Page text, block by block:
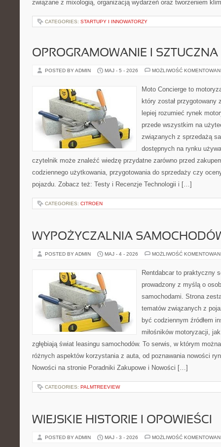
związane z mixologią, organizacją wydarzeń oraz tworzeniem
CATEGORIES: STARTUPY I INNOWATORZY
OPROGRAMOWANIE I SZTUCZNA
POSTED BY ADMIN MAJ - 5 - 2026 MOŻLIWOŚĆ
Moto Concierge to
który został
lepiej rozumieć rynek
przede wszystkim na
związanych z sprzedażą
dostępnych na rynku
czytelnik może znaleźć wiedzę przydatne zarówno przed
codziennego użytkowania, przygotowania do sprzedaży czy
pojazdu. Zobacz też: Testy i Recenzje Technologii i […]
CATEGORIES: CITROEN
WYPOŻYCZALNIA
POSTED BY ADMIN MAJ - 4 - 2026 MOŻLIWOŚĆ
Rentdabcar to praktyczny
prowadzony z myślą o
samochodami. Strona
tematów związanych z
być codziennym źródłem
miłośników motoryzacji,
zgłębiają świat leasingu samochodów. To serwis, w którym
różnych aspektów korzystania z auta, od poznawania nowości
Nowości na stronie Poradniki Zakupowe i Nowości […]
CATEGORIES: PALMTREEVIEW
WIEJSKIE HISTORIE I OPOWIEŚCI
POSTED BY ADMIN MAJ - 3 - 2026 MOŻLIWOŚĆ